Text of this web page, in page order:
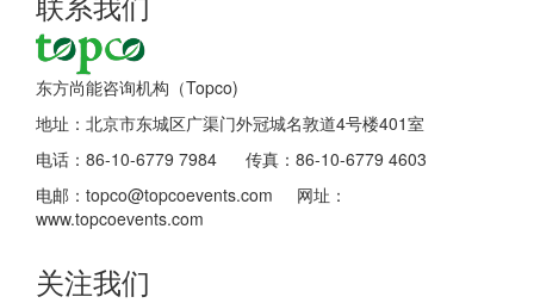
东方尚能咨询机构（Topco)
地址：北京市东城区广渠门外冠城名敦道4号楼401室
电话：86-10-6779 7984 传真：86-10-6779 4603
电邮：topco@topcoevents.com 网址：
www.topcoevents.com
关注我们